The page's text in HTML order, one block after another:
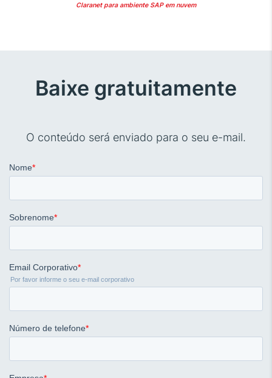
Claranet para ambiente SAP em nuvem
Baixe gratuitamente
O conteúdo será enviado para o seu e-mail.